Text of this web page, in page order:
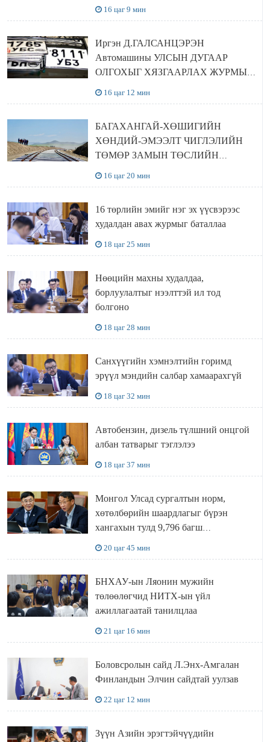
16 цаг 9 мин
Иргэн Д.ГАЛСАНЦЭРЭН
Автомашины УЛСЫН ДУГААР
ОЛГОХЫГ ХЯЗГААРЛАХ ЖУРМЫГ
16 цаг 12 мин
БАГАХАНГАЙ-ХӨШИГИЙН
ХӨНДИЙ-ЭМЭЭЛТ ЧИГЛЭЛИЙН
ТӨМӨР ЗАМЫН ТӨСЛИЙН
16 цаг 20 мин
16 төрлийн эмийг нэг эх үүсвэрээс
худалдан авах журмыг баталлаа
18 цаг 25 мин
Нөөцийн махны худалдаа,
борлуулалтыг нээлттэй ил тод
болгоно
18 цаг 28 мин
Санхүүгийн хэмнэлтийн горимд
эрүүл мэндийн салбар хамаарахгүй
18 цаг 32 мин
Автобензин, дизель түлшний онцгой
албан татварыг тэглэлээ
18 цаг 37 мин
Монгол Улсад сургалтын норм,
хөтөлбөрийн шаардлагыг бүрэн
хангахын тулд 9,796 багш
20 цаг 45 мин
БНХАУ-ын Ляонин мужийн
төлөөлөгчид НИТХ-ын үйл
ажиллагаатай танилцлаа
21 цаг 16 мин
Боловсролын сайд Л.Энх-Амгалан
Финландын Элчин сайдтай уулзав
22 цаг 12 мин
Зүүн Азийн эрэгтэйчүүдийн